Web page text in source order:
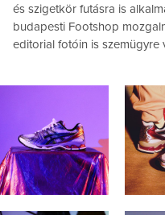
és szigetkör futásra is
budapesti Footshop
editorial fotóin is szemügyre